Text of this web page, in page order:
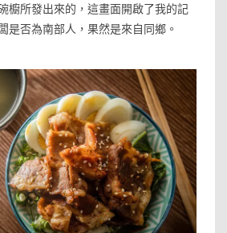
櫥所發出來的，這畫面開啟了我的記
是否為南部人，果然是來自同鄉。